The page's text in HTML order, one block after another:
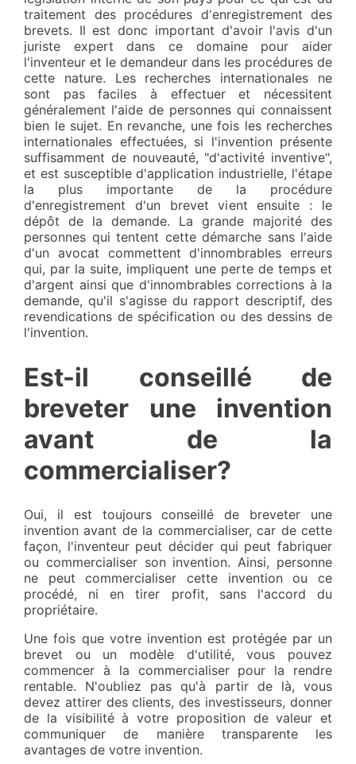
traitement des procédures d'enregistrement des
brevets. Il est donc important d'avoir l'avis d'un
juriste expert dans ce domaine pour aider
l'inventeur et le demandeur dans les procédures de
cette nature. Les recherches internationales ne
sont pas faciles à effectuer et nécessitent
généralement l'aide de personnes qui connaissent
bien le sujet. En revanche, une fois les recherches
internationales effectuées, si l'invention présente
suffisamment de nouveauté, "d'activité inventive",
et est susceptible d'application industrielle, l'étape
la plus importante de la procédure
d'enregistrement d'un brevet vient ensuite : le
dépôt de la demande. La grande majorité des
personnes qui tentent cette démarche sans l'aide
d'un avocat commettent d'innombrables erreurs
qui, par la suite, impliquent une perte de temps et
d'argent ainsi que d'innombrables corrections à la
demande, qu'il s'agisse du rapport descriptif, des
revendications de spécification ou des dessins de
l'invention.
Est-il conseillé de
breveter une invention
avant de la
commercialiser?
Oui, il est toujours conseillé de breveter une
invention avant de la commercialiser, car de cette
façon, l'inventeur peut décider qui peut fabriquer
ou commercialiser son invention. Ainsi, personne
ne peut commercialiser cette invention ou ce
procédé, ni en tirer profit, sans l'accord du
propriétaire.
Une fois que votre invention est protégée par un
brevet ou un modèle d'utilité, vous pouvez
commencer à la commercialiser pour la rendre
rentable. N'oubliez pas qu'à partir de là, vous
devez attirer des clients, des investisseurs, donner
de la visibilité à votre proposition de valeur et
communiquer de manière transparente les
avantages de votre invention.